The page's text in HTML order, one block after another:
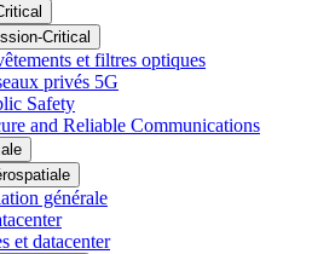
Critical
et filtres optiques
privés 5G
Safety
and Reliable Communications
générale
et datacenter